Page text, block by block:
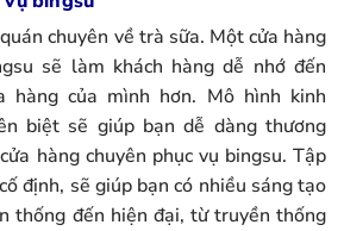
chuyên về trà sữa. Một cửa hàng
sẽ làm khách hàng dễ nhớ đến
hàng của mình hơn. Mô hình kinh
biệt sẽ giúp bạn dễ dàng thương
hàng chuyên phục vụ bingsu. Tập
định, sẽ giúp bạn có nhiều sáng tạo
thống đến hiện đại, từ truyền thống